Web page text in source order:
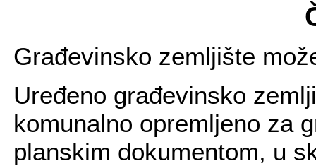
Građevinsko zemljište
Uređeno građevinsko
komunalno opremljeno za
planskim dokumentom, u